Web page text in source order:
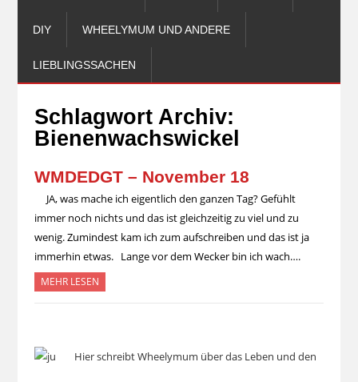
DIY WHEELYMUM UND ANDERE
LIEBLINGSSACHEN
Schlagwort Archiv:
Bienenwachswickel
WMDEDGT – November 18
JA, was mache ich eigentlich den ganzen Tag? Gefühlt
immer noch nichts und das ist gleichzeitig zu viel und zu
wenig. Zumindest kam ich zum aufschreiben und das ist ja
immerhin etwas. Lange vor dem Wecker bin ich wach….
MEHR LESEN
Hier schreibt Wheelymum über das Leben und den